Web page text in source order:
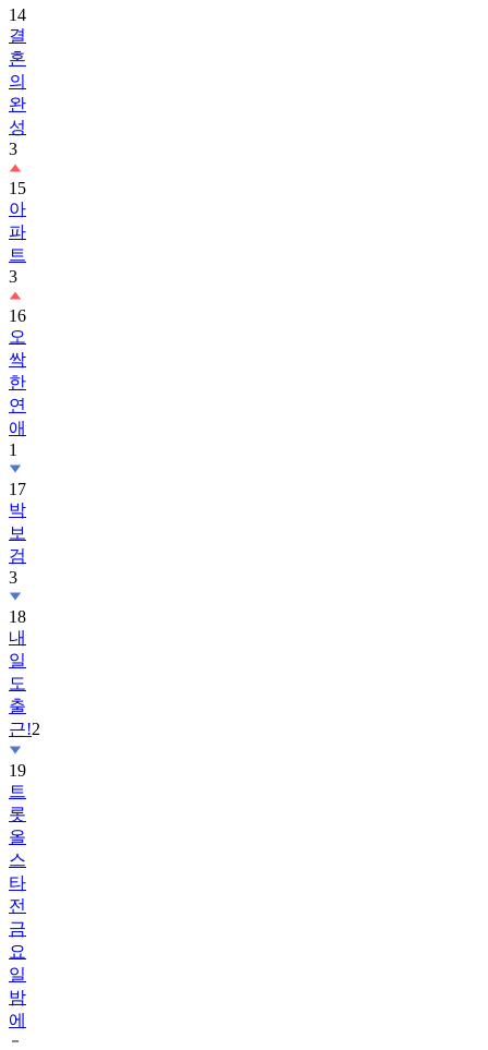
14
결
혼
의
완
성
3
15
아
파
트
3
16
오
싹
한
연
애
1
17
박
보
검
3
18
내
일
도
출
근!2
19
트
롯
올
스
타
전
금
요
일
밤
에